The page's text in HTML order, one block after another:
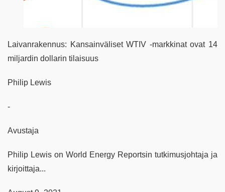
Laivanrakennus: Kansainväliset WTIV -markkinat ovat 14
miljardin dollarin tilaisuus
Philip Lewis
-
Avustaja
Philip Lewis on World Energy Reportsin tutkimusjohtaja ja
kirjoittaja...